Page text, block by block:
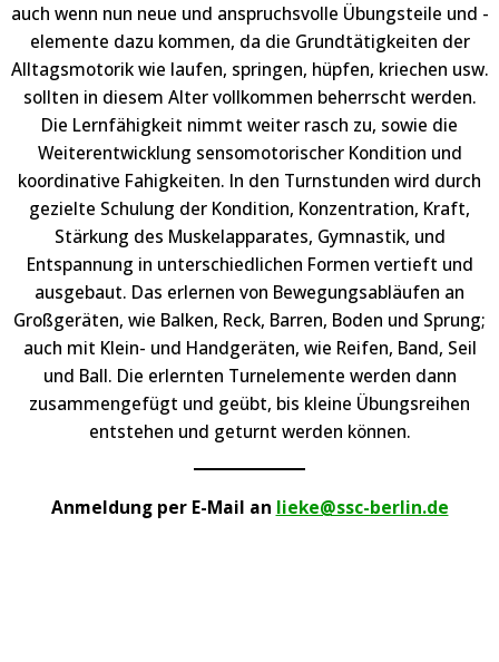
auch wenn nun neue und anspruchsvolle Übungsteile und -
elemente dazu kommen, da die Grundtätigkeiten der
Alltagsmotorik wie laufen, springen, hüpfen, kriechen usw.
sollten in diesem Alter vollkommen beherrscht werden.
Die Lernfähigkeit nimmt weiter rasch zu, sowie die
Weiterentwicklung sensomotorischer Kondition und
koordinative Fahigkeiten. In den Turnstunden wird durch
gezielte Schulung der Kondition, Konzentration, Kraft,
Stärkung des Muskelapparates, Gymnastik, und
Entspannung in unterschiedlichen Formen vertieft und
ausgebaut. Das erlernen von Bewegungsabläufen an
Großgeräten, wie Balken, Reck, Barren, Boden und Sprung;
auch mit Klein- und Handgeräten, wie Reifen, Band, Seil
und Ball. Die erlernten Turnelemente werden dann
zusammengefügt und geübt, bis kleine Übungsreihen
entstehen und geturnt werden können.
Anmeldung per E-Mail an lieke@ssc-berlin.de